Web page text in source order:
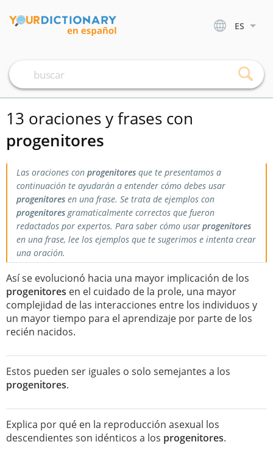
ES
13 oraciones y frases con
progenitores
Las oraciones con progenitores que te presentamos a
continuación te ayudarán a entender cómo debes usar
progenitores en una frase. Se trata de ejemplos con
progenitoresgramaticalmente correctos que fueron
redactados por expertos. Para saber cómo usar progenitores
en una frase, lee los ejemplos que te sugerimos e intenta crear
una oración.
Así se evolucionó hacia una mayor implicación de los
progenitores en el cuidado de la prole, una mayor
complejidad de las interacciones entre los individuos y
un mayor tiempo para el aprendizaje por parte de los
recién nacidos.
Estos pueden ser iguales o solo semejantes a los
progenitores.
Explica por qué en la reproducción asexual los
descendientes son idénticos a los progenitores.